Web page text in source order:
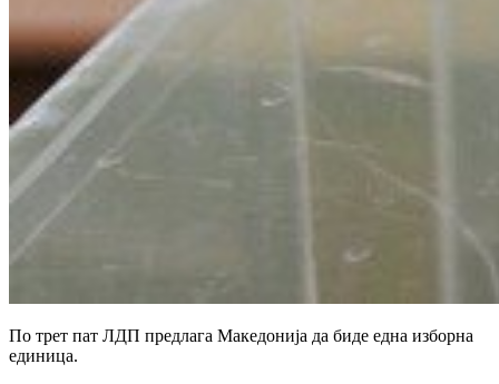
По трет пат ЛДП предлага Македонија да биде една изборна
единица.